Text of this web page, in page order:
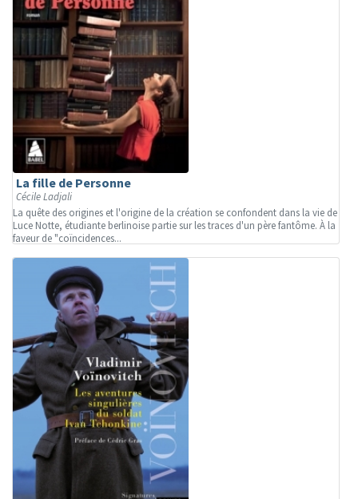
La fille de Personne
Cécile Ladjali
La quête des origines et l'origine de la création se confondent dans la vie de
Luce Notte, étudiante berlinoise partie sur les traces d'un père fantôme. À la
faveur de "coïncidences...